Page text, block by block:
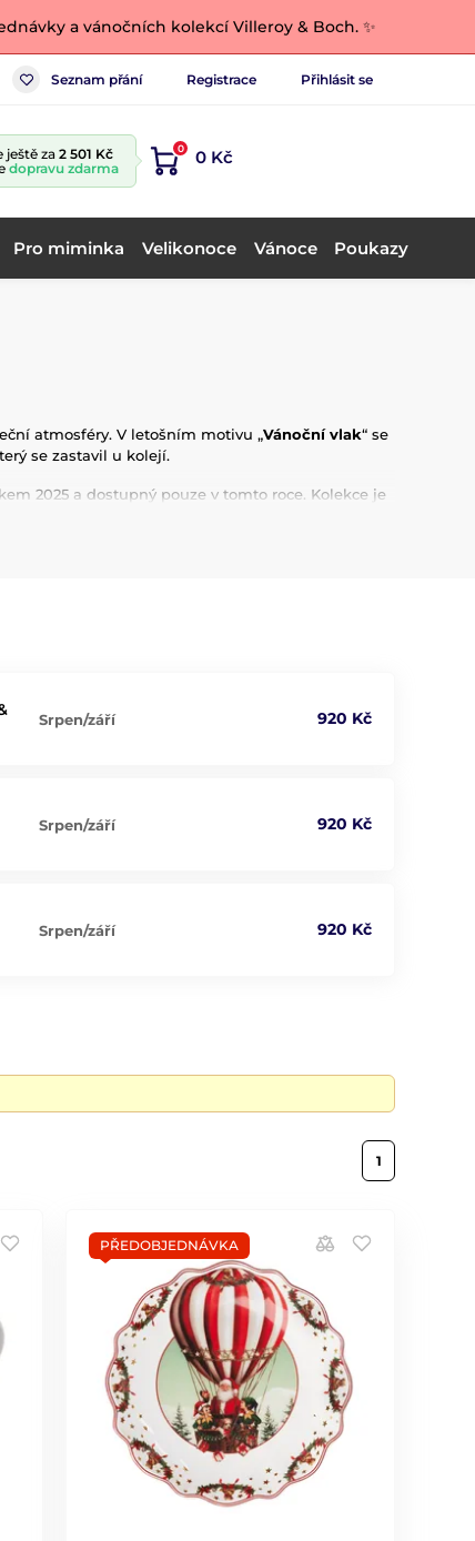
a vánočních kolekcí Villeroy & Boch. ✨
Seznam přání Registrace Přihlásit se
ještě za 2 501 Kč
dopravu zdarma
0 0 Kč
Pro miminka Velikonoce Vánoce Poukazy
atmosféry. V letošním motivu „Vánoční vlak“ se
se zastavil u kolejí.
2025 a dostupný pouze v tomto roce. Kolekce je
Srpen/září 920 Kč
Srpen/září 920 Kč
Srpen/září 920 Kč
1
PŘEDOBJEDNÁVKA